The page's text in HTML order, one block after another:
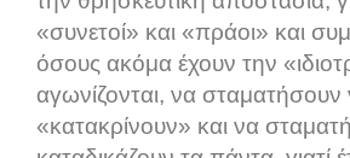
«συνετοί» και «πράοι» και
όσους ακόμα έχουν την
αγωνίζονται, να σταματήσουν
«κατακρίνουν» και να